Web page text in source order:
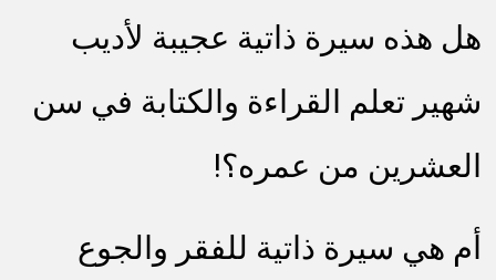
هل هذه سيرة ذاتية عجيبة لأديب
شهير تعلم القراءة والكتابة في سن
العشرين من عمره؟!
أم هي سيرة ذاتية للفقر والجوع